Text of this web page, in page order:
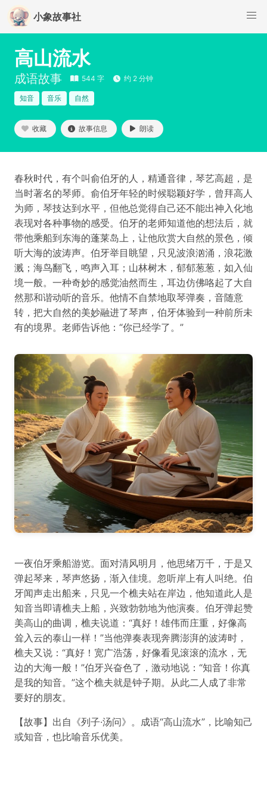
小象故事社
高山流水
成语故事 544 字 约 2 分钟
知音 音乐 自然
收藏 故事信息 朗读
春秋时代，有个叫俞伯牙的人，精通音律，琴艺高超，是
当时著名的琴师。俞伯牙年轻的时候聪颖好学，曾拜高人
为师，琴技达到水平，但他总觉得自己还不能出神入化地
表现对各种事物的感受。伯牙的老师知道他的想法后，就
带他乘船到东海的蓬莱岛上，让他欣赏大自然的景色，倾
听大海的波涛声。伯牙举目眺望，只见波浪汹涌，浪花激
溅；海鸟翻飞，鸣声入耳；山林树木，郁郁葱葱，如入仙
境一般。一种奇妙的感觉油然而生，耳边仿佛咯起了大自
然那和谐动听的音乐。他情不自禁地取琴弹奏，音随意
转，把大自然的美妙融进了琴声，伯牙体验到一种前所未
有的境界。老师告诉他：“你已经学了。”
一夜伯牙乘船游览。面对清风明月，他思绪万千，于是又
弹起琴来，琴声悠扬，渐入佳境。忽听岸上有人叫绝。伯
牙闻声走出船来，只见一个樵夫站在岸边，他知道此人是
知音当即请樵夫上船，兴致勃勃地为他演奏。伯牙弹起赞
美高山的曲调，樵夫说道：“真好！雄伟而庄重，好像高
耸入云的泰山一样！”当他弹奏表现奔腾澎湃的波涛时，
樵夫又说：“真好！宽广浩荡，好像看见滚滚的流水，无
边的大海一般！”伯牙兴奋色了，激动地说：“知音！你真
是我的知音。”这个樵夫就是钟子期。从此二人成了非常
要好的朋友。
【故事】出自《列子·汤问》。成语“高山流水”，比喻知己
或知音，也比喻音乐优美。